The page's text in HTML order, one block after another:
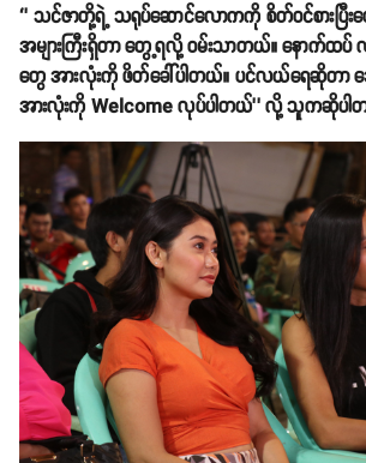
‘’ သင်ဇာတို့ရဲ့ သရုပ်ဆောင်လောကကို စိတ်ဝင်စားပြီ
အများကြီးရှိတာ တွေ့ရလို့ ဝမ်းသာတယ်။ နောက်
တွေ အားလုံးကို ဖိတ်ခေါ်ပါတယ်။ ပင်လယ်ရေဆိုတာ
အားလုံးကို Welcome လုပ်ပါတယ်’’ လို့ သူကဆိုပါ